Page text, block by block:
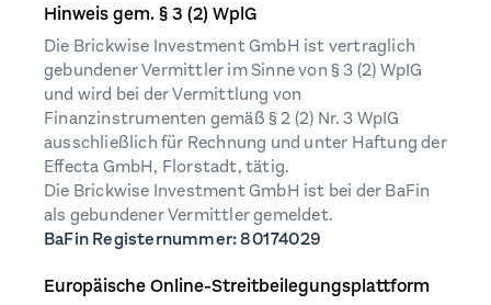
Hinweis gem. § 3 (2) WplG
Die Brickwise Investment GmbH ist vertraglich
gebundener Vermittler im Sinne von § 3 (2) WpIG
und wird bei der Vermittlung von
Finanzinstrumenten gemäß § 2 (2) Nr. 3 WpIG
ausschließlich für Rechnung und unter Haftung der
Effecta GmbH, Florstadt, tätig.
Die Brickwise Investment GmbH ist bei der BaFin
als gebundener Vermittler gemeldet.
BaFin Registernummer: 80174029
Europäische Online-Streitbeilegungsplattform